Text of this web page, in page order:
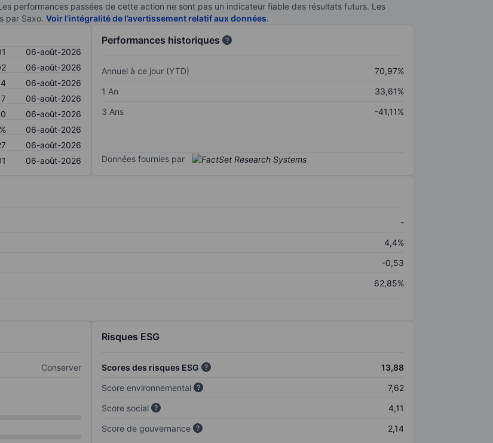
performances passées de cette action ne sont pas un indicateur fiable des résultats futurs. Les
par Saxo. Voir l’intégralité de l’avertissement relatif aux données.
06-août-2026
06-août-2026
06-août-2026
06-août-2026
06-août-2026
06-août-2026
06-août-2026
06-août-2026
Performances historiques
Annuel à ce jour (YTD)
70,97%
1 An
33,61%
3 Ans
-41,11%
Données fournies par
-
4,4%
-0,53
62,85%
Conserver
Risques ESG
Scores des risques ESG
13,88
Score environnemental
7,62
Score social
4,11
Score de gouvernance
2,14